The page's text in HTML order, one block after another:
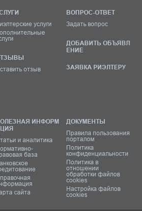
услуги
отзыв
ВОПРОС-ОТВЕТ
Задать вопрос
ДОБАВИТЬ ОБЪЯВЛ
ЕНИЕ
ЗАЯВКА РИЭЛТЕРУ
ИНФОРМ
и аналитика
база
сайта
ДОКУМЕНТЫ
Правила пользования
порталом
Политика
конфиденциальности
Политика в
отношении
обработки файлов
cookies
Настройка файлов
cookies